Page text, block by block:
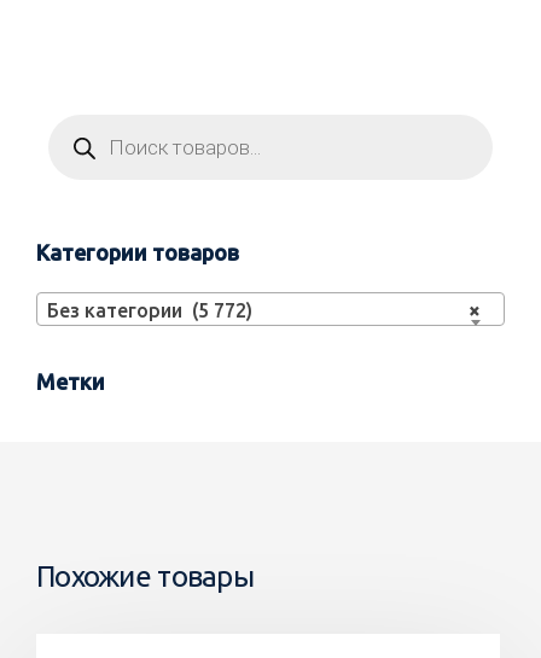
Категории товаров
×
Без категории (5 772)
Метки
Похожие товары